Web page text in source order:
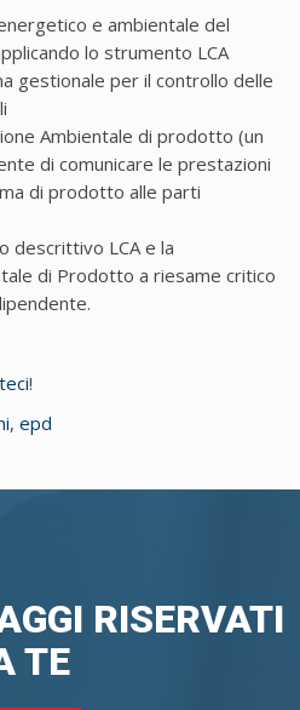
e ambientale del
lo strumento LCA
gestionale per il controllo delle
Ambientale di prodotto (un
di comunicare le prestazioni
di prodotto alle parti
descrittivo LCA e la
di Prodotto a riesame critico
!
, epd
RISERVATI
TE